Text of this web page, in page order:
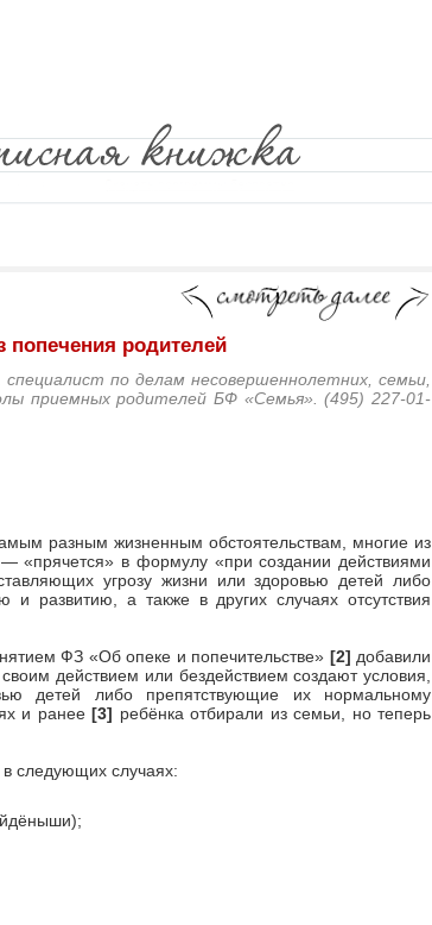
попечения родителей
по делам несовершеннолетних, семьи,
приемных родителей БФ «Семья». (495) 227-01-
разным жизненным обстоятельствам, многие из
— «прячется» в формулу «при создании действиями
угрозу жизни или здоровью детей либо
и развитию, а также в других случаях отсутствия
ФЗ «Об опеке и попечительстве» [2] добавили
действием или бездействием создают условия,
детей либо препятствующие их нормальному
и ранее [3] ребёнка отбирали из семьи, но теперь
следующих случаях: